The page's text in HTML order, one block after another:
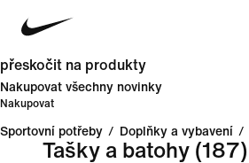
přeskočit na produkty
Nakupovat všechny novinky
Nakupovat
Sportovní potřeby / Doplňky a vybavení /
Tašky a batohy (187)